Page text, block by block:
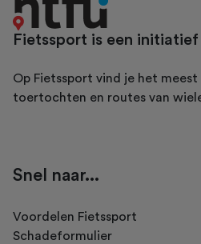
Fietssport is een initiatief
Op Fietssport vind je het
toertochten en routes van
Snel naar...
Voordelen Fietssport
Schadeformulier